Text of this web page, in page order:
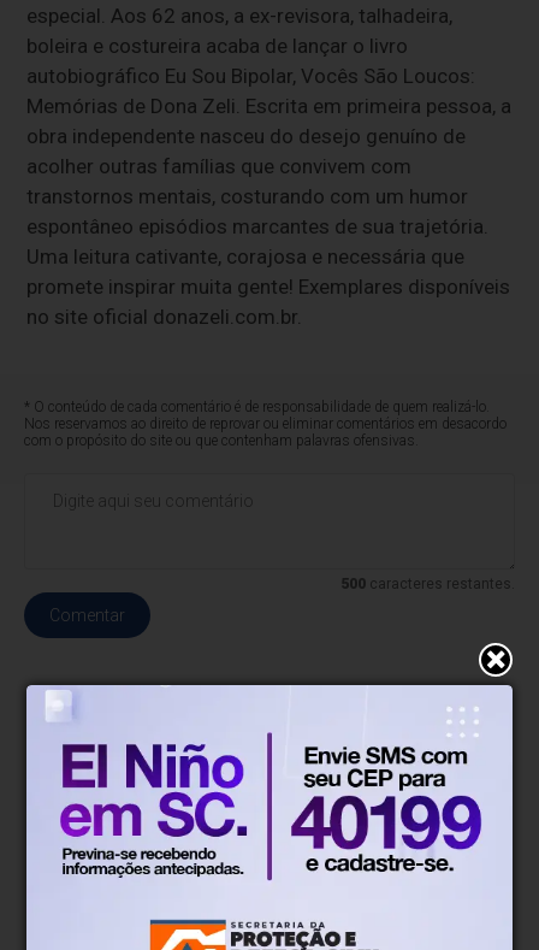
especial. Aos 62 anos, a ex-revisora, talhadeira,
boleira e costureira acaba de lançar o livro
autobiográfico Eu Sou Bipolar, Vocês São Loucos:
Memórias de Dona Zeli. Escrita em primeira pessoa, a
obra independente nasceu do desejo genuíno de
acolher outras famílias que convivem com
transtornos mentais, costurando com um humor
espontâneo episódios marcantes de sua trajetória.
Uma leitura cativante, corajosa e necessária que
promete inspirar muita gente! Exemplares disponíveis
no site oficial donazeli.com.br.
* O conteúdo de cada comentário é de responsabilidade de quem realizá-lo.
Nos reservamos ao direito de reprovar ou eliminar comentários em desacordo
com o propósito do site ou que contenham palavras ofensivas.
500caracteres restantes.
Comentar
Gustavo Siqueira
Aniversários, sorrisos e celebrações:
Confira quem esteve em alta nesta
semana em SC
Veja as fotos das personalidades.